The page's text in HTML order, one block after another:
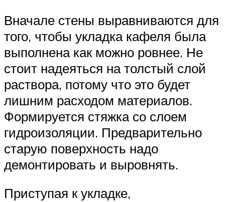
Вначале стены выравниваются для
того, чтобы укладка кафеля была
выполнена как можно ровнее. Не
стоит надеяться на толстый слой
раствора, потому что это будет
лишним расходом материалов.
Формируется стяжка со слоем
гидроизоляции. Предварительно
старую поверхность надо
демонтировать и выровнять.
Приступая к укладке,